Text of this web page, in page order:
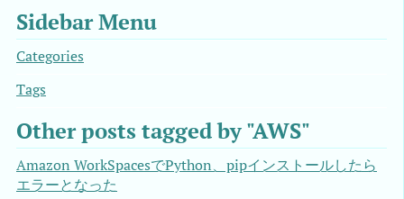
Sidebar Menu
Categories
Tags
Other posts tagged by "AWS"
Amazon WorkSpacesでPython、pipインストールしたら
エラーとなった